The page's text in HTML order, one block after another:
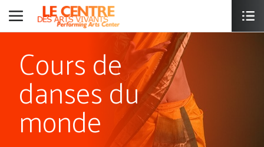
Cours de
danses du
monde